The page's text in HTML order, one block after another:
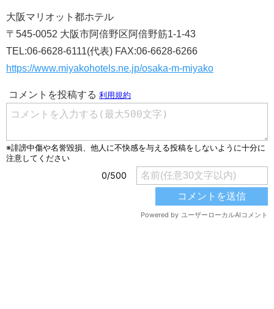
大阪マリオット都ホテル
〒545-0052 大阪市阿倍野区阿倍野筋1-1-43
TEL:06-6628-6111(代表) FAX:06-6628-6266
https://www.miyakohotels.ne.jp/osaka-m-miyako